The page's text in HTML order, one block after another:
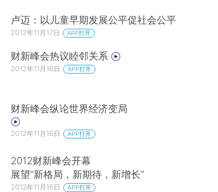
卢迈：以儿童早期发展公平促社会公平
2012年11月17日 APP打开
财新峰会热议睦邻关系
2012年11月16日 APP打开
财新峰会纵论世界经济变局
2012年11月16日 APP打开
2012财新峰会开幕
展望“新格局，新期待，新增长”
2012年11月16日 APP打开